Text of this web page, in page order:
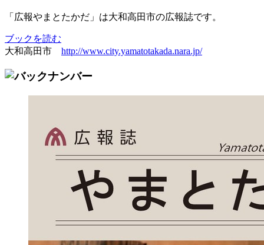
「広報やまとたかだ」は大和高田市の広報誌です。
ブックを読む
大和高田市 http://www.city.yamatotakada.nara.jp/